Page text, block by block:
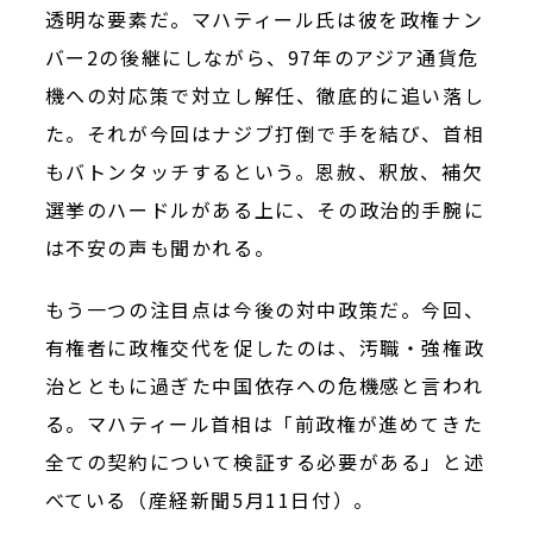
透明な要素だ。マハティール氏は彼を政権ナン
バー2の後継にしながら、97年のアジア通貨危
機への対応策で対立し解任、徹底的に追い落し
た。それが今回はナジブ打倒で手を結び、首相
もバトンタッチするという。恩赦、釈放、補欠
選挙のハードルがある上に、その政治的手腕に
は不安の声も聞かれる。
もう一つの注目点は今後の対中政策だ。今回、
有権者に政権交代を促したのは、汚職・強権政
治とともに過ぎた中国依存への危機感と言われ
る。マハティール首相は「前政権が進めてきた
全ての契約について検証する必要がある」と述
べている（産経新聞5月11日付）。